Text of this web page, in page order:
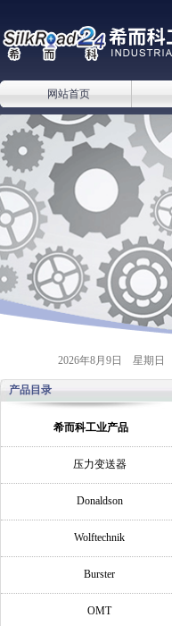
网站首页
2026年8月9日 星期日
产品目录
希而科工业产品
压力变送器
Donaldson
Wolftechnik
Burster
OMT